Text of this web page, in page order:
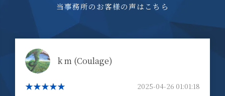
当事務所のお客様の声はこちら
k m (Coulage)
2025-04-26 01:01:18